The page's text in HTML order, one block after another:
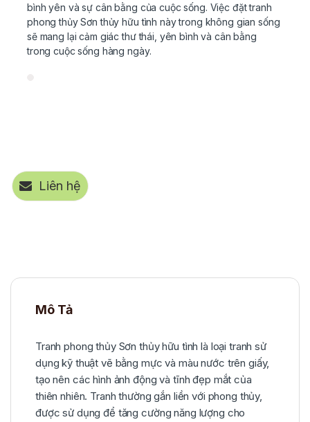
bình yên và sự cân bằng của cuộc sống. Việc đặt tranh
phong thủy Sơn thủy hữu tình này trong không gian sống
sẽ mang lại cảm giác thư thái, yên bình và cân bằng
trong cuộc sống hàng ngày.
Liên hệ
Mô Tả
Tranh phong thủy Sơn thủy hữu tình là loại tranh sử
dụng kỹ thuật vẽ bằng mực và màu nước trên giấy,
tạo nên các hình ảnh động và tĩnh đẹp mắt của
thiên nhiên. Tranh thường gắn liền với phong thủy,
được sử dụng để tăng cường năng lượng cho